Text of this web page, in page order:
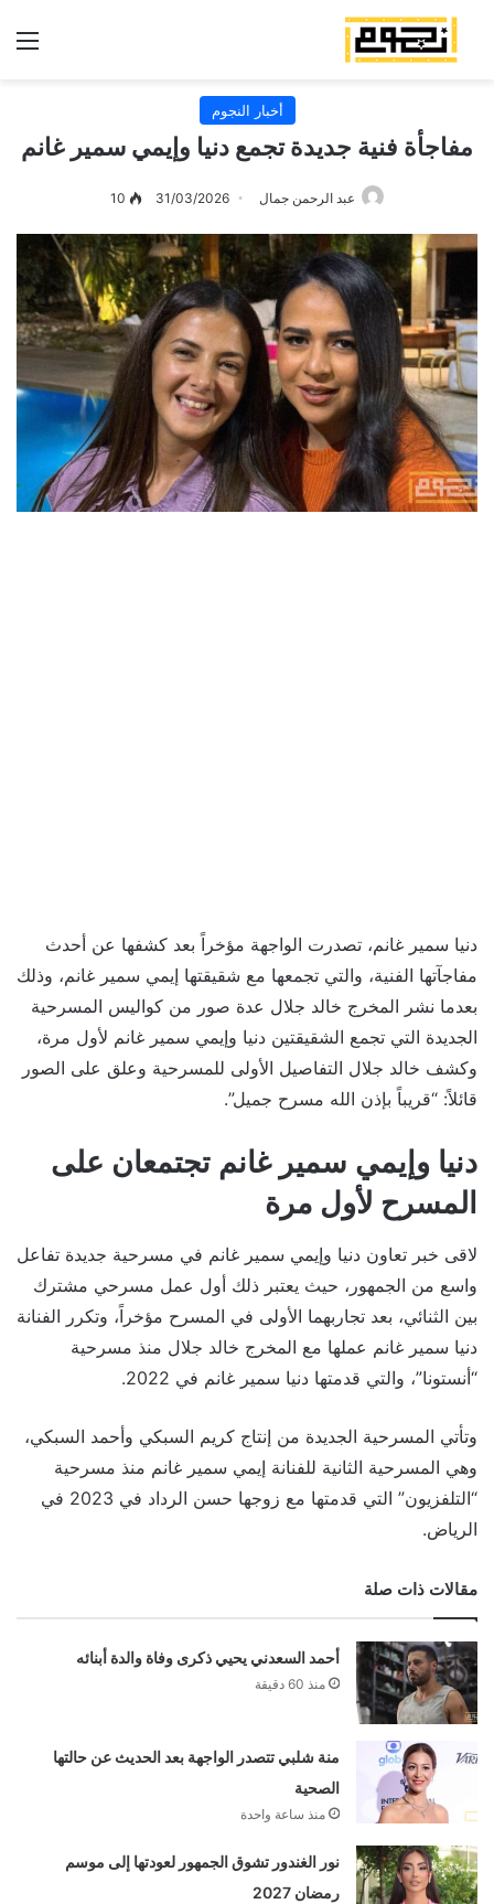
أخبار النجوم
مفاجأة فنية جديدة تجمع دنيا وإيمي سمير غانم
عبد الرحمن جمال 31/03/2026
10
دنيا سمير غانم، تصدرت الواجهة مؤخراً بعد كشفها عن أحدث
مفاجآتها الفنية، والتي تجمعها مع شقيقتها إيمي سمير غانم، وذلك
بعدما نشر المخرج خالد جلال عدة صور من كواليس المسرحية
الجديدة التي تجمع الشقيقتين دنيا وإيمي سمير غانم لأول مرة،
وكشف خالد جلال التفاصيل الأولى للمسرحية وعلق على الصور
قائلاً: “قريباً بإذن الله مسرح جميل”.
دنيا وإيمي سمير غانم تجتمعان على
المسرح لأول مرة
لاقى خبر تعاون دنيا وإيمي سمير غانم في مسرحية جديدة تفاعل
واسع من الجمهور، حيث يعتبر ذلك أول عمل مسرحي مشترك
بين الثنائي، بعد تجاربهما الأولى في المسرح مؤخراً، وتكرر الفنانة
دنيا سمير غانم عملها مع المخرج خالد جلال منذ مسرحية
“أنستونا”، والتي قدمتها دنيا سمير غانم في 2022.
وتأتي المسرحية الجديدة من إنتاج كريم السبكي وأحمد السبكي،
وهي المسرحية الثانية للفنانة إيمي سمير غانم منذ مسرحية
“التلفزيون” التي قدمتها مع زوجها حسن الرداد في 2023 في
الرياض.
مقالات ذات صلة
أحمد السعدني يحيي ذكرى وفاة والدة أبنائه
منذ 60 دقيقة
منة شلبي تتصدر الواجهة بعد الحديث عن حالتها
الصحية
منذ ساعة واحدة
نور الغندور تشوق الجمهور لعودتها إلى موسم
رمضان 2027